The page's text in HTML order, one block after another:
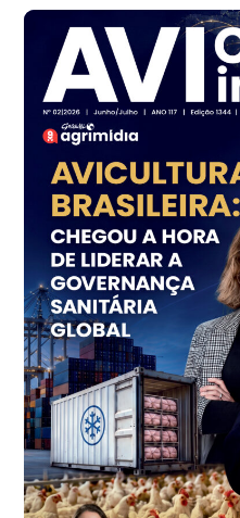
Frango - Indicador
R$ 7,16
kg
Frango - Indicador
R$ 7,18
kg
Trigo Atacado - Regional
PR
R$ 1.414,46
t
Trigo Atacado - Regional
RS
R$ 1.314,61
t
Ovo Vermelho - Regional
Vermelho